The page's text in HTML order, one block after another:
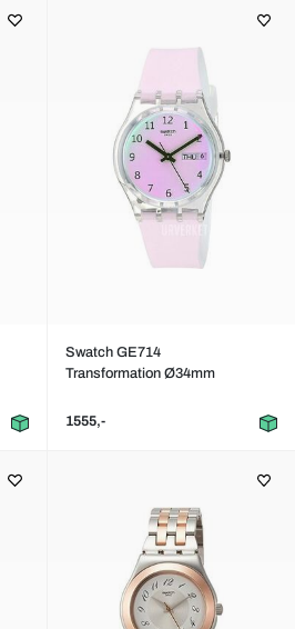
Swatch GE714
Transformation Ø34mm
1555,-